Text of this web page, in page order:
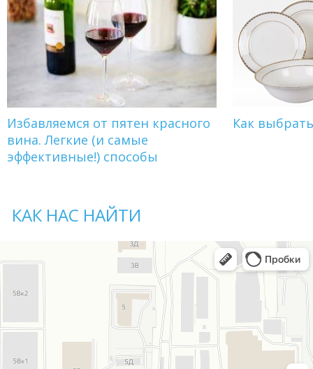
Избавляемся от пятен красного
вина. Легкие (и самые
эффективные!) способы
Как
КАК НАС НАЙТИ